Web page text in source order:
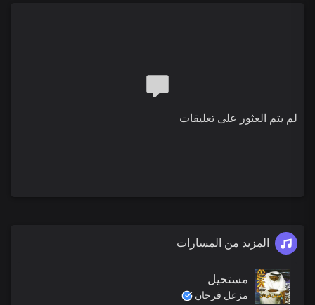
لم يتم العثور على تعليقات
المزيد من المسارات
مستحيل
مزعل فرحان